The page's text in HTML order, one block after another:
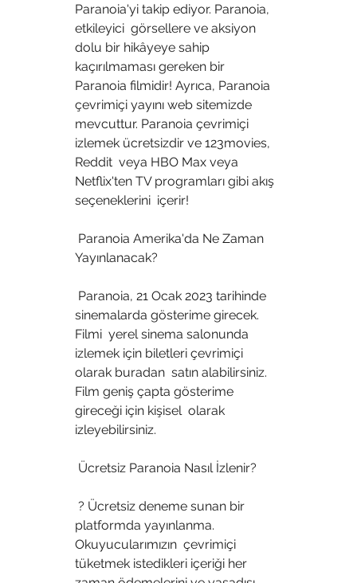
Paranoia'yi takip ediyor. Paranoia,
etkileyici  görsellere ve aksiyon
dolu bir hikâyeye sahip
kaçırılmaması gereken bir
Paranoia filmidir! Ayrıca, Paranoia
çevrimiçi yayını web sitemizde
mevcuttur. Paranoia çevrimiçi
izlemek ücretsizdir ve 123movies,
Reddit  veya HBO Max veya
Netflix'ten TV programları gibi akış
seçeneklerini  içerir!
Yayınlanacak?
sinemalarda gösterime girecek.
Filmi  yerel sinema salonunda
izlemek için biletleri çevrimiçi
olarak buradan  satın alabilirsiniz.
Film geniş çapta gösterime
gireceği için kişisel  olarak
izleyebilirsiniz.
Ücretsiz Paranoia Nasıl İzlenir?
platformda yayınlanma.
Okuyucularımızın  çevrimiçi
tüketmek istedikleri içeriği her